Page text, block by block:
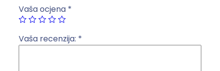
o
s
i
Vaša ocjena *
Vaša recenzija: *